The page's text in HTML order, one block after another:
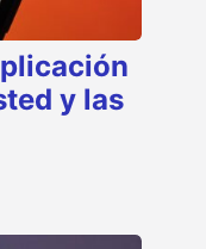
y las